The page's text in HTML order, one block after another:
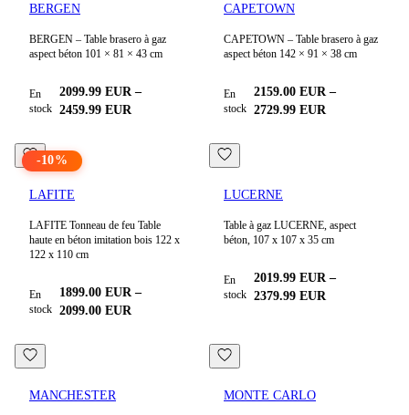
BERGEN
BERGEN – Table brasero à gaz
aspect béton 101 × 81 × 43 cm
En
stock
2099.99 EUR –
2459.99 EUR
CAPETOWN
CAPETOWN – Table brasero à gaz
aspect béton 142 × 91 × 38 cm
En
stock
2159.00 EUR –
2729.99 EUR
-10%
LAFITE
LAFITE Tonneau de feu Table
haute en béton imitation bois 122 x
122 x 110 cm
En
stock
1899.00 EUR –
2099.00 EUR
LUCERNE
Table à gaz LUCERNE, aspect
béton, 107 x 107 x 35 cm
En
stock
2019.99 EUR –
2379.99 EUR
MANCHESTER MONTE CARLO